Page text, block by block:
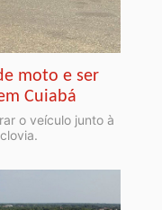
moto e ser
Cuiabá
o veículo junto à